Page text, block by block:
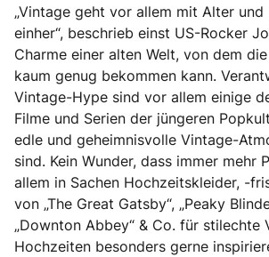
„Vintage geht vor allem mit Alter und
einher“, beschrieb einst US-Rocker
Charme einer alten Welt, von dem
kaum genug bekommen kann.
Vintage-Hype sind vor allem einige
Filme und Serien der jüngeren
edle und geheimnisvolle Vintage-
sind. Kein Wunder, dass immer mehr
allem in Sachen Hochzeitskleider, -
von „The Great Gatsby“, „Peaky
„Downton Abbey“ & Co. für stilechte
Hochzeiten besonders gerne